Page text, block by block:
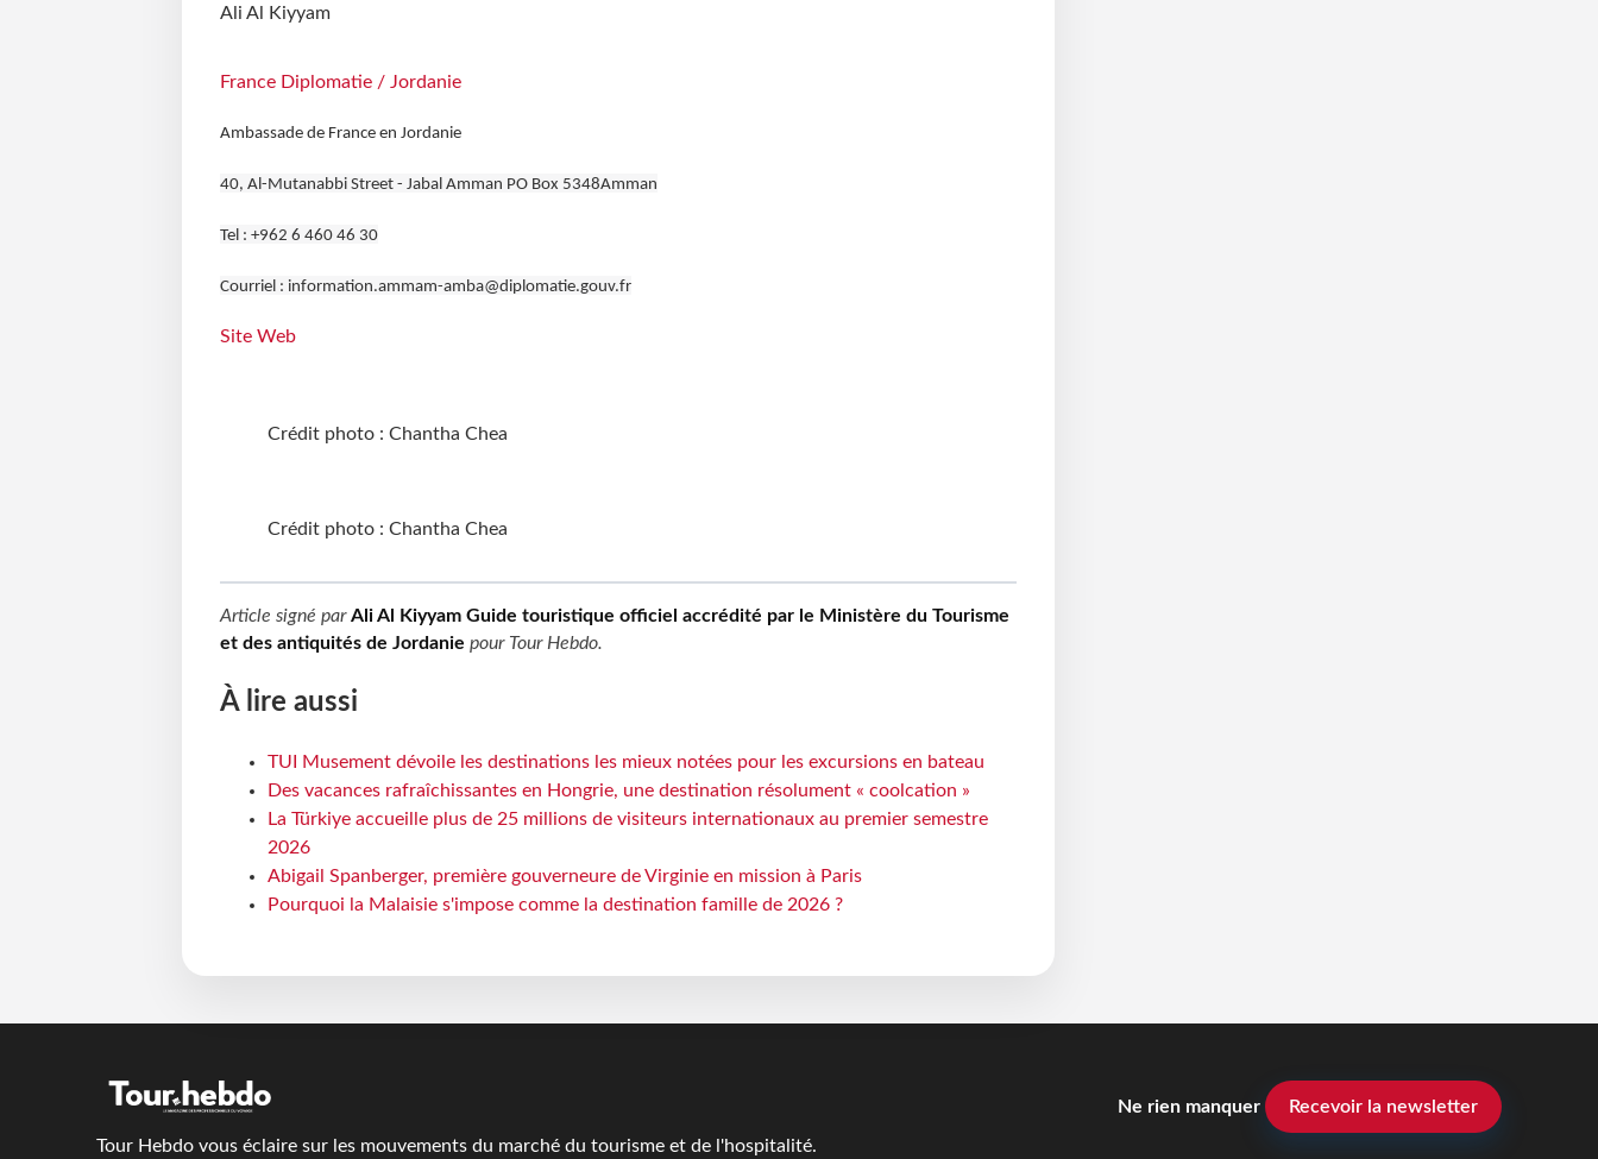
Ali Al Kiyyam
France Diplomatie / Jordanie
Ambassade de France en Jordanie
40, Al-Mutanabbi Street - Jabal Amman PO Box 5348Amman
Tel : +962 6 460 46 30
Courriel : information.ammam-amba@diplomatie.gouv.fr
Site Web
Crédit photo : Chantha Chea
Crédit photo : Chantha Chea
Article signé parAli Al Kiyyam Guide touristique officiel accrédité par le Ministère du Tourisme
et des antiquités de Jordanie pour Tour Hebdo.
À lire aussi
TUI Musement dévoile les destinations les mieux notées pour les excursions en bateau
Des vacances rafraîchissantes en Hongrie, une destination résolument « coolcation »
La Türkiye accueille plus de 25 millions de visiteurs internationaux au premier semestre
2026
Abigail Spanberger, première gouverneure de Virginie en mission à Paris
Pourquoi la Malaisie s'impose comme la destination famille de 2026 ?
Tour Hebdo vous éclaire sur les mouvements du marché du tourisme et de l'hospitalité.
Ne rien manquer Recevoir la newsletter